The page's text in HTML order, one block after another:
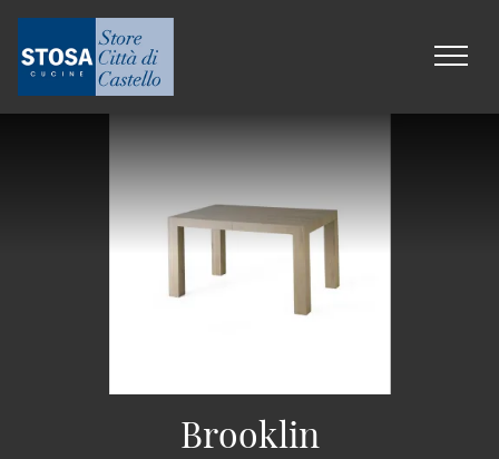
Brooklin